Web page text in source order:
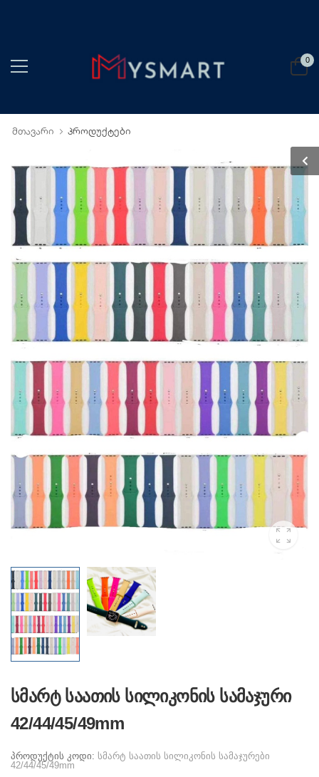
0
მთავარი პროდუქტები
სმარტ საათის სილიკონის სამაჯური
42/44/45/49mm
პროდუქტის კოდი: სმარტ საათის სილიკონის სამაჯურები
42/44/45/49mm